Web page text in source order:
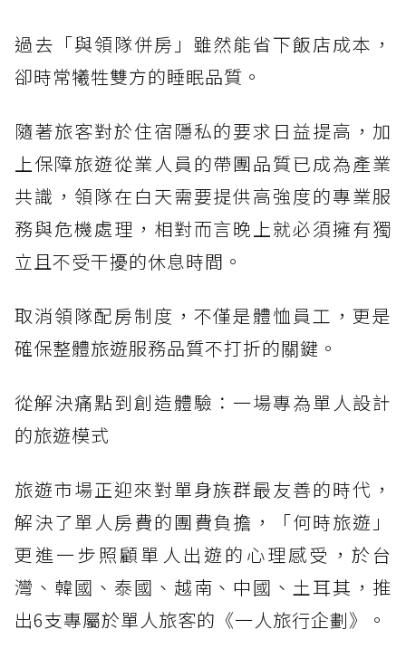
過去「與領隊併房」雖然能省下飯店成本，
卻時常犧牲雙方的睡眠品質。
隨著旅客對於住宿隱私的要求日益提高，加
上保障旅遊從業人員的帶團品質已成為產業
共識，領隊在白天需要提供高強度的專業服
務與危機處理，相對而言晚上就必須擁有獨
立且不受干擾的休息時間。
取消領隊配房制度，不僅是體恤員工，更是
確保整體旅遊服務品質不打折的關鍵。
從解決痛點到創造體驗：一場專為單人設計
的旅遊模式
旅遊市場正迎來對單身族群最友善的時代，
解決了單人房費的團費負擔，「何時旅遊」
更進一步照顧單人出遊的心理感受，於台
灣、韓國、泰國、越南、中國、土耳其，推
出6支專屬於單人旅客的《一人旅行企劃》。